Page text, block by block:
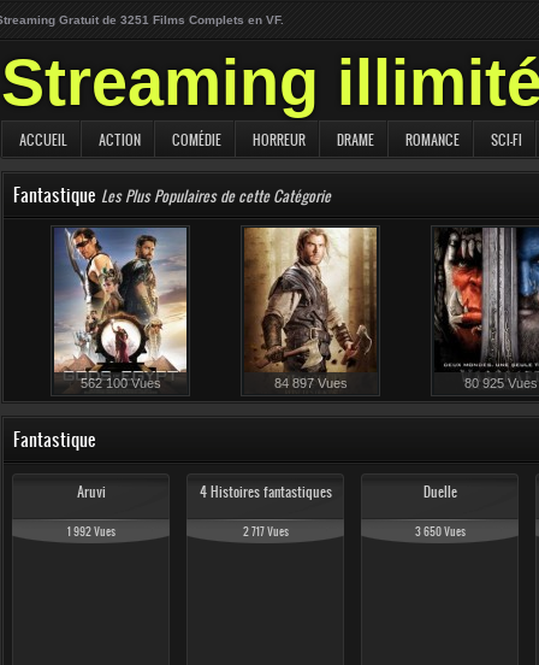
Gratuit de 3251 Films Complets en VF.
Streaming
ACCUEIL ACTION COMÉDIE HORREUR DRAME ROMANCE SCI-FI
Fantastique Les Plus Populaires de cette Catégorie
562 100 Vues 84 897 Vues 80 925 Vues
57 483 Vues
Fantastique
Aruvi
1 992 Vues
4 Histoires fantastiques
2 717 Vues
Duelle
3 650 Vues